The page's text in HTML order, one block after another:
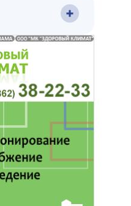
как продлить